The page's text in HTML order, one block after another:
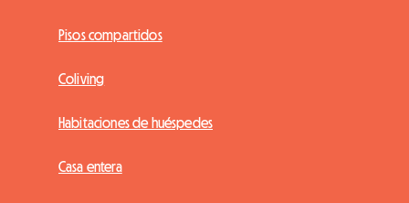
Pisos compartidos
Coliving
Habitaciones de huéspedes
Casa entera